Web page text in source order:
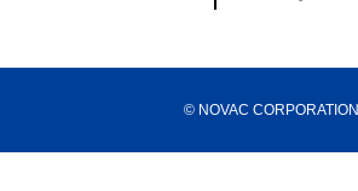
© NOVAC CORPORATION